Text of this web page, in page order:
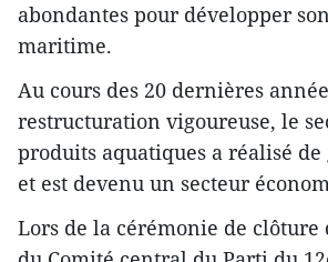
abondantes pour développer
maritime.
Au cours des 20 dernières
restructuration vigoureuse, le
produits aquatiques a réalisé
et est devenu un secteur
Lors de la cérémonie de clôture